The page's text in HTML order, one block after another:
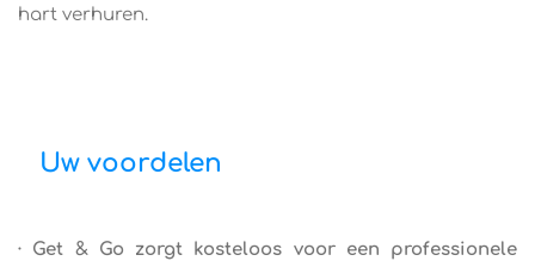
hart verhuren.
Uw voordelen
· Get & Go zorgt kosteloos voor een professionele